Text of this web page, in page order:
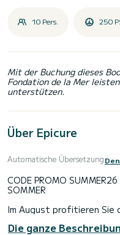
10 Pers. 250
Mit der Buchung dieses
Fondation de la Mer
unterstützen.
Über Epicure
Automatische Übersetzung
CODE PROMO
SOMMER
Im August profitieren Sie
Die ganze